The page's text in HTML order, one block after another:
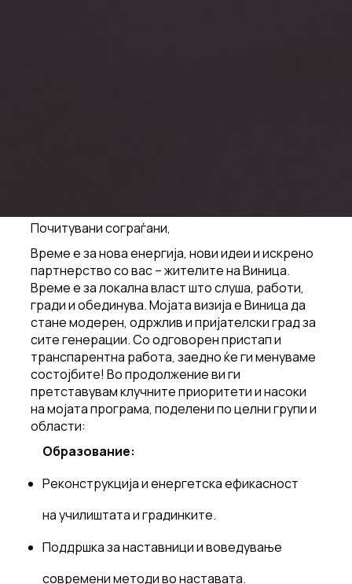
Почитувани сограѓани,
Време е за нова енергија, нови идеи и искрено
партнерство со вас – жителите на Виница.
Време е за локална власт што слуша, работи,
гради и обединува. Мојата визија е Виница да
стане модерен, одржлив и пријателски град за
сите генерации. Со одговорен пристап и
транспарентна работа, заедно ќе ги менуваме
состојбите! Во продолжение ви ги
претставувам клучните приоритети и насоки
на мојата програма, поделени по целни групи и
области:
Образование:
Реконструкција и енергетска ефикасност
на училиштата и градинките.
Поддршка за наставници и воведување
современи методи во наставата.